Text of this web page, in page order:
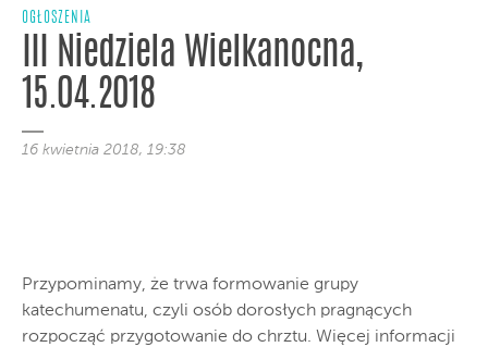
OGŁOSZENIA
III Niedziela Wielkanocna,
15.04.2018
16 kwietnia 2018, 19:38
Przypominamy, że trwa formowanie grupy
katechumenatu, czyli osób dorosłych pragnących
rozpocząć przygotowanie do chrztu. Więcej informacji